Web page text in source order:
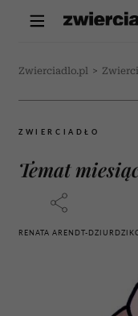
Zwierciadlo.pl >
ZWIERCIADŁO
Temat
RENATA ARENDT-